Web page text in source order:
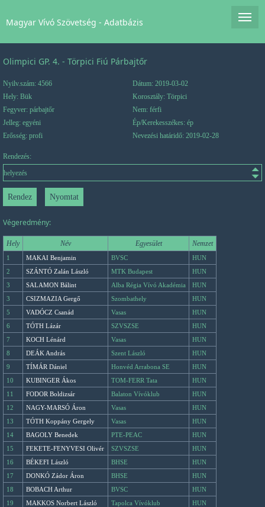
Magyar Vívó Szövetség - Adatbázis
Olimpici GP. 4. - Törpici Fiú Párbajtőr
Nyilv.szám: 4566
Dátum: 2019-03-02
Hely: Bük
Korosztály: Törpici
Fegyver: párbajtőr
Nem: férfi
Jelleg: egyéni
Ép/Kerekesszékes: ép
Erősség: profi
Nevezési határidő: 2019-02-28
Rendezés:
Végeredmény:
Hely Név Egyesület Nemzet
1 MAKAI Benjamin BVSC
HUN
2
SZÁNTÓ Zalán László MTK Budapest
HUN
3
SALAMON Bálint Alba Régia Vívó Akadémia
HUN
3
CSIZMAZIA Gergő Szombathely
HUN
5
VADÓCZ Csanád Vasas
HUN
6
TÓTH Lázár SZVSZSE
HUN
7
KOCH Lénárd Vasas
HUN
8
DEÁK András Szent László
HUN
9
TÍMÁR Dániel Honvéd Arrabona SE
HUN
10
KUBINGER Ákos TOM-FERR Tata
HUN
11
FODOR Boldizsár Balaton Vívóklub
HUN
12
NAGY-MARSÓ Áron Vasas
HUN
13
TÓTH Koppány Gergely Vasas
HUN
14
BAGOLY Benedek PTE-PEAC
HUN
15
FEKETE-FENYVESI Olivér SZVSZSE
HUN
16
BÉKEFI László BHSE
HUN
17
DONKÓ Zádor Áron BHSE
HUN
18
BOBACH Arthur BVSC
HUN
19
MAKKOS Norbert László Tapolca Vívóklub
HUN